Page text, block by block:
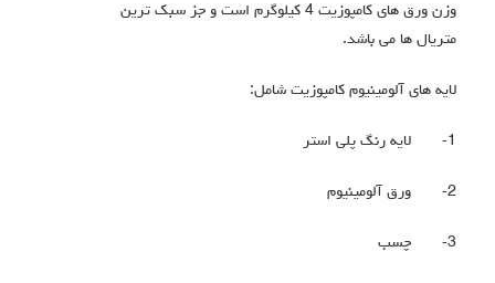
وزن ورق های کامپوزیت 4 کیلوگرم است و جز سبک ترین
متریال ها می باشد.
لایه های آلومینیوم کامپوزیت شامل:
1- لایه رنگ پلی استر
2- ورق آلومینیوم
3- چسب